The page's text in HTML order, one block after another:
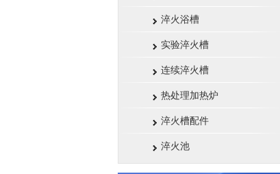
淬火浴槽
实验淬火槽
连续淬火槽
热处理加热炉
淬火槽配件
淬火池